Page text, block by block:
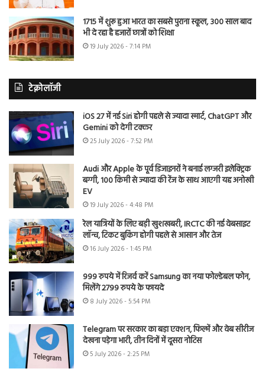
1715 में शुरू हुआ भारत का सबसे पुराना स्कूल, 300 साल बाद
भी दे रहा है हजारों छात्रों को शिक्षा
19 July 2026 - 7:14 PM
टेक्नोलॉजी
iOS 27 में नई Siri होगी पहले से ज्यादा स्मार्ट, ChatGPT और
Gemini को देगी टक्कर
25 July 2026 - 7:52 PM
Audi और Apple के पूर्व डिजाइनरों ने बनाई लग्जरी इलेक्ट्रिक
बग्गी, 100 किमी से ज्यादा की रेंज के साथ आएगी यह अनोखी
EV
19 July 2026 - 4:48 PM
रेल यात्रियों के लिए बड़ी खुशखबरी, IRCTC की नई वेबसाइट
लॉन्च, टिकट बुकिंग होगी पहले से आसान और तेज
16 July 2026 - 1:45 PM
999 रुपये में रिजर्व करें Samsung का नया फोल्डेबल फोन,
मिलेंगे 2799 रुपये के फायदे
8 July 2026 - 5:54 PM
Telegram पर सरकार का बड़ा एक्शन, फिल्में और वेब सीरीज
देखना पड़ेगा भारी, तीन दिनों में दूसरा नोटिस
5 July 2026 - 2:25 PM